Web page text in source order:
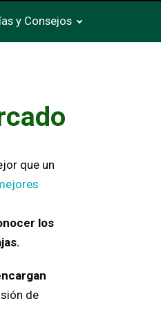
y Consejos
que un
los
de